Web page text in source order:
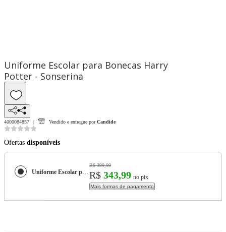
Uniforme Escolar para Bonecas Harry
Potter - Sonserina
4000084857 Vendido e entregue por Candide
Ofertas disponíveis
Uniforme Escolar para Bonecas Harry Potter - Sonserina
R$ 399,99
R$ 343,99 no pix
Mais formas de pagamento